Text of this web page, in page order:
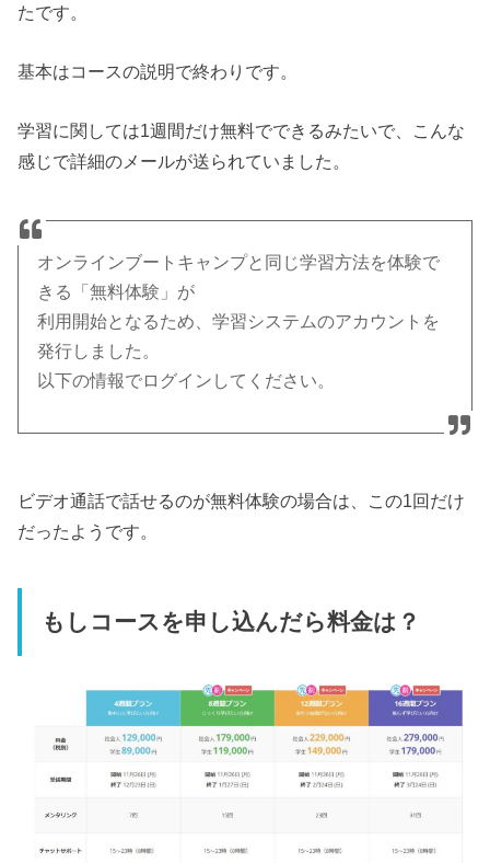
たです。
基本はコースの説明で終わりです。
学習に関しては1週間だけ無料でできるみたいで、こんな
感じで詳細のメールが送られていました。
オンラインブートキャンプと同じ学習方法を体験で
きる「無料体験 」が
利用開始となるため、学習システムのアカウントを
発行しました。
以下の情報でログインしてください。
ビデオ通話で話せるのが無料体験の場合は、この1回だけ
だったようです。
もしコースを申し込んだら料金は？